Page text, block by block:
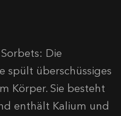
Die
spült überschüssiges
Körper. Sie besteht
enthält Kalium und